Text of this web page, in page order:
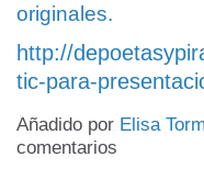
originales.
http://
tic-para-
Añadido por Elisa
comentarios